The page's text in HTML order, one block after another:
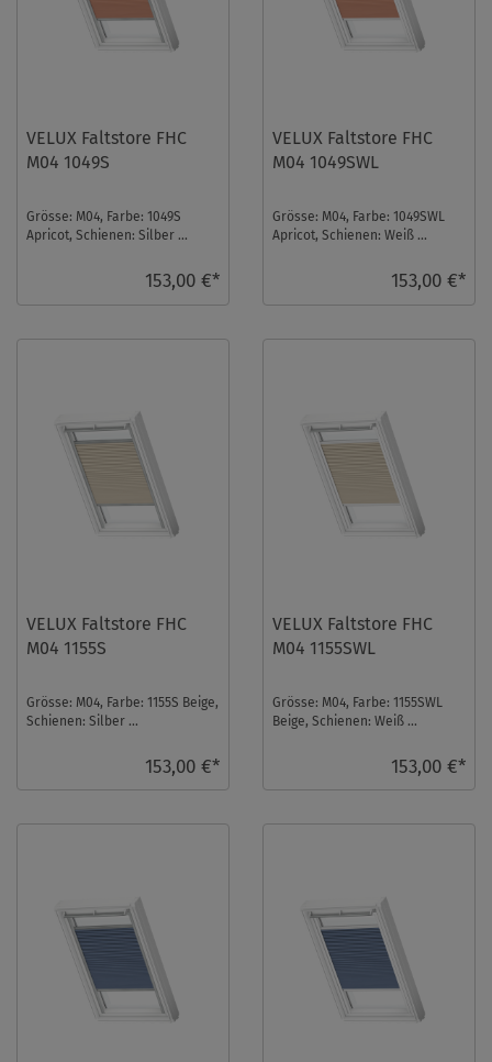
VELUX Faltstore FHC
M04 1049S
Grösse: M04, Farbe: 1049S
Apricot, Schienen: Silber ...
153,00 €*
VELUX Faltstore FHC
M04 1049SWL
Grösse: M04, Farbe: 1049SWL
Apricot, Schienen: Weiß ...
153,00 €*
VELUX Faltstore FHC
M04 1155S
Grösse: M04, Farbe: 1155S Beige,
Schienen: Silber ...
153,00 €*
VELUX Faltstore FHC
M04 1155SWL
Grösse: M04, Farbe: 1155SWL
Beige, Schienen: Weiß ...
153,00 €*